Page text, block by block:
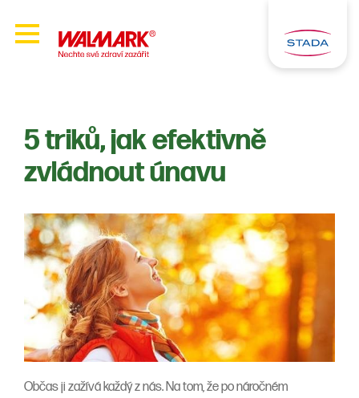
5 triků, jak efektivně
zvládnout únavu
Občas ji zažívá každý z nás. Na tom, že po náročném